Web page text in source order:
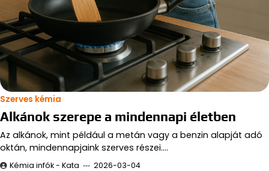
Szerves kémia
Alkánok szerepe a mindennapi életben
Az alkánok, mint például a metán vagy a benzin alapját adó
oktán, mindennapjaink szerves részei.…
Kémia infók - Kata 2026-03-04